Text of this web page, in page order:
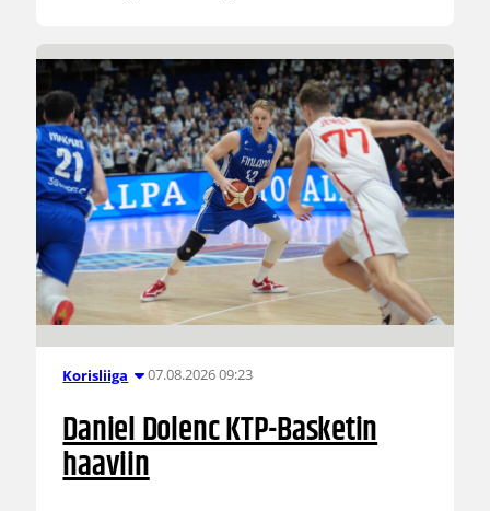
Korisliiga 07.08.2026 09:23
Daniel Dolenc KTP-Basketin
haaviin